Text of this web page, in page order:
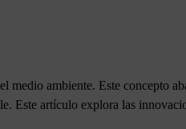
medio ambiente. Este concepto
Este artículo explora las